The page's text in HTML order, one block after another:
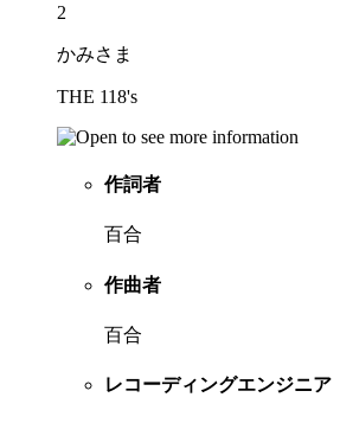
2
かみさま
THE 118's
作詞者
百合
作曲者
百合
レコーディングエンジニア